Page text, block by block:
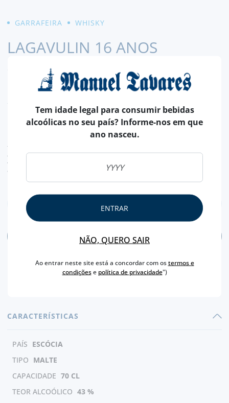
GARRAFEIRA WHISKY
LAGAVULIN 16 ANOS
Cor âmbar profunda. Nariz com notas de sal e madeira. O
paladar é seco com uma doçura suave, mas forte. Final longo
e elegante com notas de sal e algas marinhas.
139,90€
TAXA LEGAL EM VIGOR INCLUÍDO.
despesas de envio calculadas na finalização da compra
valor de conversão meramente indicativo, sendo a transação da encomenda, efetuada
em euros (€).
ADICIONAR
CARACTERÍSTICAS
PAÍS ESCÓCIA
TIPO MALTE
CAPACIDADE 70 CL
TEOR ALCOÓLICO 43 %
Tem idade legal para consumir bebidas
alcoólicas no seu país? Informe-nos em que
ano nasceu.
ENTRAR
NÃO, QUERO SAIR
Ao entrar neste site está a concordar com ostermos e
condiçõese política de privacidade")